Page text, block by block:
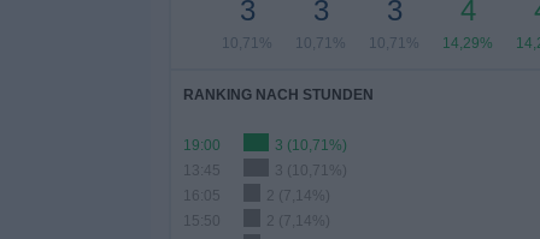
3
10,71%
3
10,71%
3
10,71%
4
14,29%
RANKING NACH STUNDEN
19:00
3 (10,71%)
13:45
3 (10,71%)
16:05
2 (7,14%)
15:50
2 (7,14%)